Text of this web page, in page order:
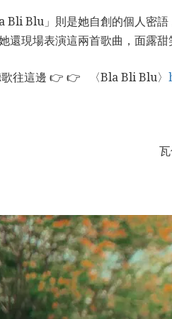
Bli Blu」則是她自創的個人密
還現場表演這兩首歌曲，面露
往這邊 👉 👉 〈Bla Bli Blu〉